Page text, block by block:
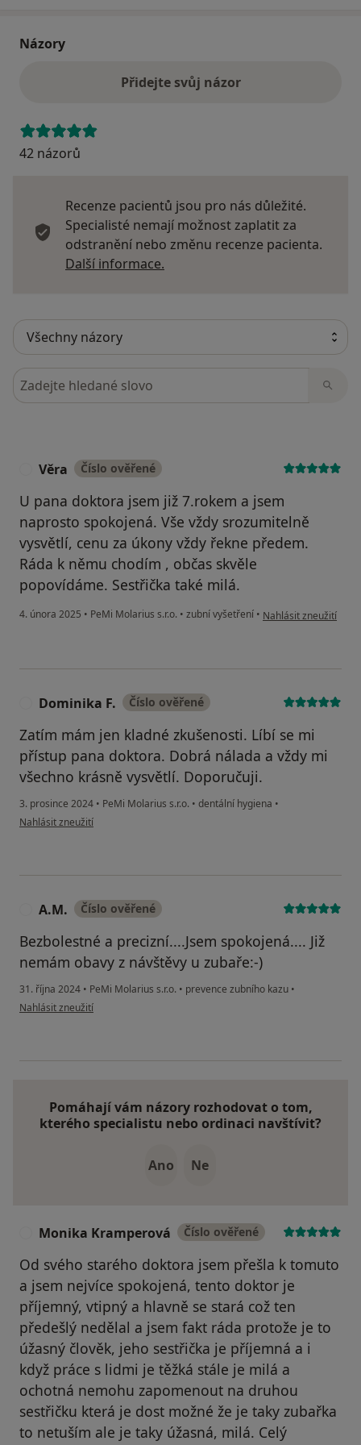
Názory
Přidejte svůj názor
42 názorů
Recenze pacientů jsou pro nás důležité.
Specialisté nemají možnost zaplatit za
odstranění nebo změnu recenze pacienta.
Další informace.
Hledejte v názorech
Věra Číslo ověřené
U pana doktora jsem již 7.rokem a jsem
naprosto spokojená. Vše vždy srozumitelně
vysvětlí, cenu za úkony vždy řekne předem.
Ráda k němu chodím , občas skvěle
popovídáme. Sestřička také milá.
4. února 2025 • PeMi Molarius s.r.o. • zubní vyšetření • podle názoru
Nahlásit zneužití
Dominika F. Číslo ověřené
Zatím mám jen kladné zkušenosti. Líbí se mi
přístup pana doktora. Dobrá nálada a vždy mi
všechno krásně vysvětlí. Doporučuji.
3. prosince 2024 • PeMi Molarius s.r.o. • dentální hygiena •
podle názoru uživatele Dominika F.
Nahlásit zneužití
A.M. Číslo ověřené
Bezbolestné a precizní....Jsem spokojená.... Již
nemám obavy z návštěvy u zubaře:-)
31. října 2024 • PeMi Molarius s.r.o. • prevence zubního kazu •
podle názoru uživatele A.M.
Nahlásit zneužití
Pomáhají vám názory rozhodovat o tom,
kterého specialistu nebo ordinaci navštívit?
Ano Ne
Monika Kramperová Číslo ověřené
Od svého starého doktora jsem přešla k tomuto
a jsem nejvíce spokojená, tento doktor je
příjemný, vtipný a hlavně se stará což ten
předešlý nedělal a jsem fakt ráda protože je to
úžasný člověk, jeho sestřička je příjemná a i
když práce s lidmi je těžká stále je milá a
ochotná nemohu zapomenout na druhou
sestřičku která je dost možné že je taky zubařka
to netuším ale je taky úžasná, milá. Celý